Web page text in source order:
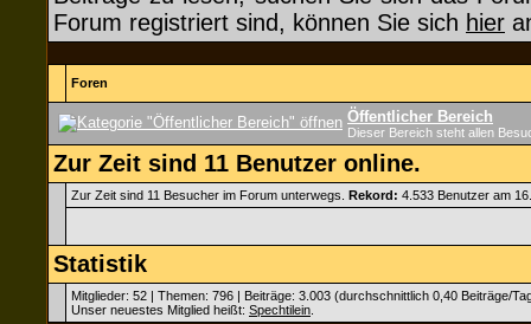
Forum registriert sind, können Sie sich hier
Foren
Öffentlicher Bereich
Dieser Bereich steht allen
Zur Zeit sind 11 Benutzer online.
Zur Zeit sind 11 Besucher im Forum unterwegs. Rekord: 4.533 Benutzer am
Statistik
Mitglieder: 52 | Themen: 796 | Beiträge: 3.003 (durchschnittlich 0,40 Beiträge/
Unser neuestes Mitglied heißt: Spechtilein